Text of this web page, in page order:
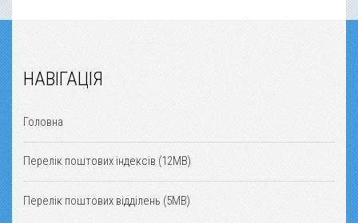
НАВІГАЦІЯ
Головна
Перелік поштових індексів (12MB)
Перелік поштових відділень (5MB)